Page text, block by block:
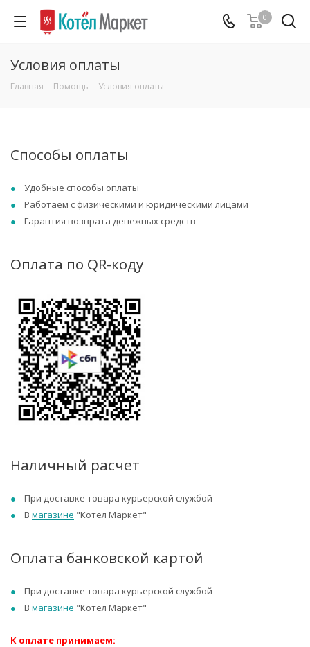
0
Условия оплаты
Главная - Помощь - Условия оплаты
Способы оплаты
Удобные способы оплаты
Работаем с физическими и юридическими лицами
Гарантия возврата денежных средств
Оплата по QR-коду
Наличный расчет
При доставке товара курьерской службой
В магазине "Котел Маркет"
Оплата банковской картой
При доставке товара курьерской службой
В магазине "Котел Маркет"
К оплате принимаем: